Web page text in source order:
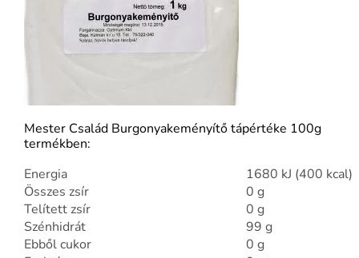
Mester Család Burgonyakeményítő tápértéke 100g
termékben:
Energia
1680 kJ (400 kcal)
Összes zsír
0 g
Telített zsír
0 g
Szénhidrát
99 g
Ebből cukor
0 g